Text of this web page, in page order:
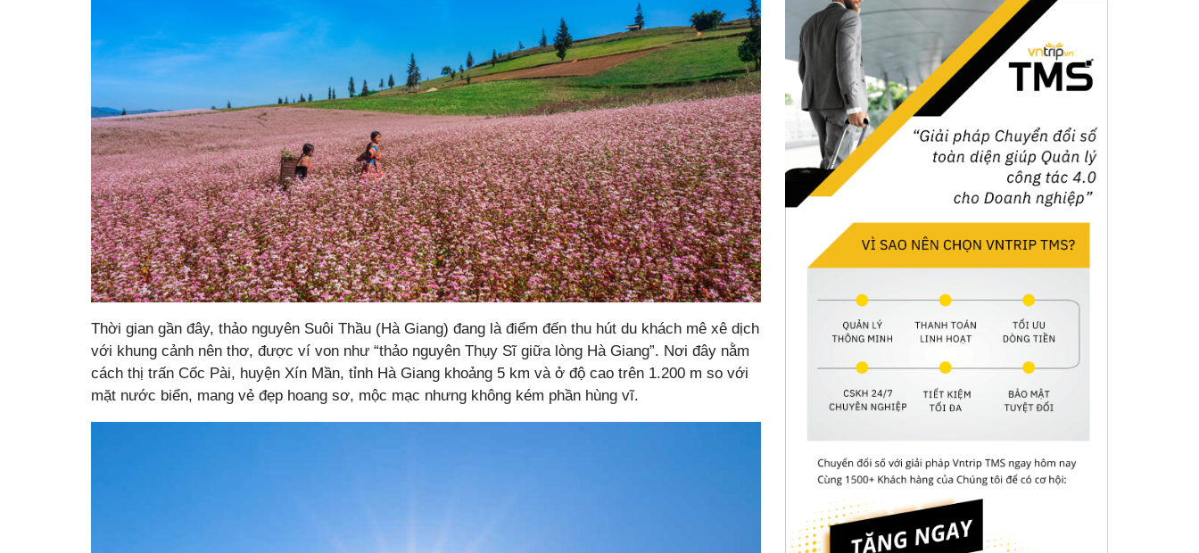
Thời gian gần đây, thảo nguyên Suôi Thầu (Hà Giang) đang là điểm đến thu hút du khách mê xê dịch
với khung cảnh nên thơ, được ví von như “thảo nguyên Thụy Sĩ giữa lòng Hà Giang”. Nơi đây nằm
cách thị trấn Cốc Pài, huyện Xín Mần, tỉnh Hà Giang khoảng 5 km và ở độ cao trên 1.200 m so với
mặt nước biển, mang vẻ đẹp hoang sơ, mộc mạc nhưng không kém phần hùng vĩ.